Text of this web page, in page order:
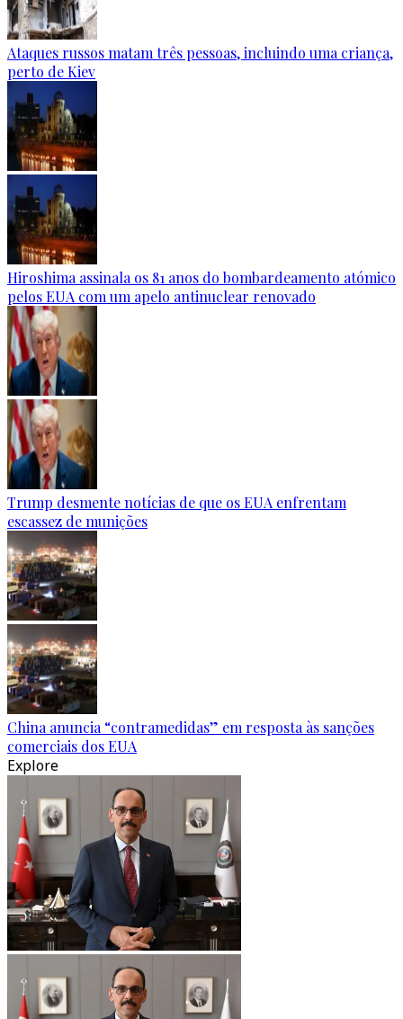
Ataques russos matam três pessoas, incluindo uma criança,
perto de Kiev
Hiroshima assinala os 81 anos do bombardeamento atómico
pelos EUA com um apelo antinuclear renovado
Trump desmente notícias de que os EUA enfrentam
escassez de munições
China anuncia “contramedidas” em resposta às sanções
comerciais dos EUA
Explore